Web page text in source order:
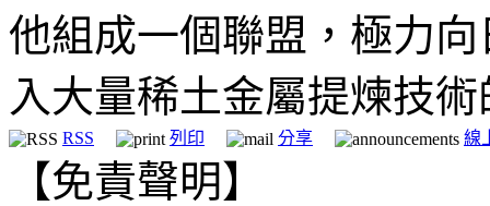
他組成一個聯盟，極力
入大量稀土金屬提煉技
RSS 列印 分享 線
【免責聲明】